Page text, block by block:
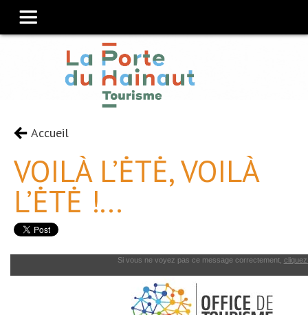
Accueil
VOILÀ L’ĖTĖ, VOILÀ
L’ĖTĖ !...
Si vous ne voyez pas ce message correctement,